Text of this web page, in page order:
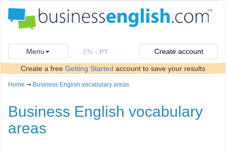
Menu EN - PT Create account
Create a free Getting Started account to save your results
Home ➞ Business English vocabulary areas
Business English vocabulary
areas